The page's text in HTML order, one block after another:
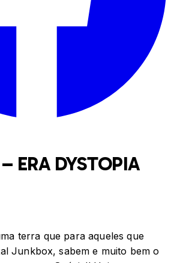
ERA DYSTOPIA
terra que para aqueles que
Junkbox, sabem e muito bem o